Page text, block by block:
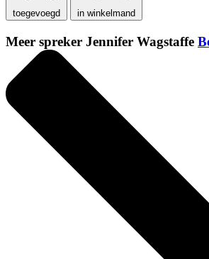
toegevoegd in winkelmand
Meer spreker Jennifer Wagstaffe